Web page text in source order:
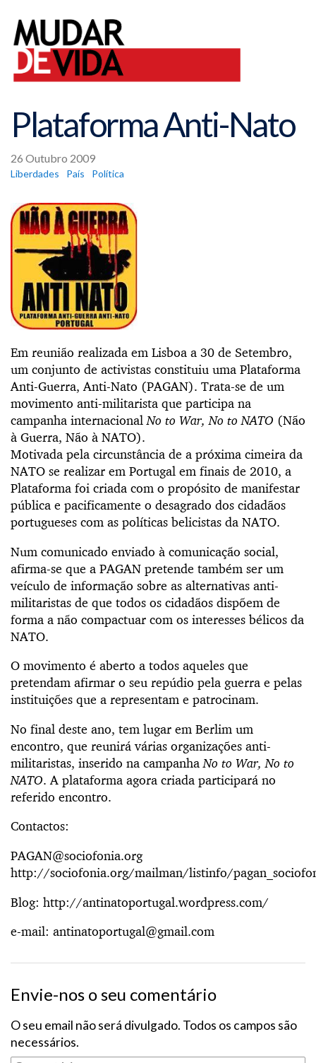
Plataforma Anti-Nato
26 Outubro 2009
Liberdades País Política
Em reunião realizada em Lisboa a 30 de Setembro,
um conjunto de activistas constituiu uma Plataforma
Anti-Guerra, Anti-Nato (PAGAN). Trata-se de um
movimento anti-militarista que participa na
campanha internacionalNo to War, No to NATO (Não
à Guerra, Não à NATO).
Motivada pela circunstância de a próxima cimeira da
NATO se realizar em Portugal em finais de 2010, a
Plataforma foi criada com o propósito de manifestar
pública e pacificamente o desagrado dos cidadãos
portugueses com as políticas belicistas da NATO.
Num comunicado enviado à comunicação social,
afirma-se que a PAGAN pretende também ser um
veículo de informação sobre as alternativas anti-
militaristas de que todos os cidadãos dispõem de
forma a não compactuar com os interesses bélicos da
NATO.
O movimento é aberto a todos aqueles que
pretendam afirmar o seu repúdio pela guerra e pelas
instituições que a representam e patrocinam.
No final deste ano, tem lugar em Berlim um
encontro, que reunirá várias organizações anti-
militaristas, inserido na campanhaNo to War, No to
NATO. A plataforma agora criada participará no
referido encontro.
Contactos:
PAGAN@sociofonia.org
http://sociofonia.org/mailman/listinfo/
Blog: http://antinatoportugal.wordpress.com/
e-mail: antinatoportugal@gmail.com
Envie-nos o seu comentário
O seu email não será divulgado. Todos os campos são
necessários.